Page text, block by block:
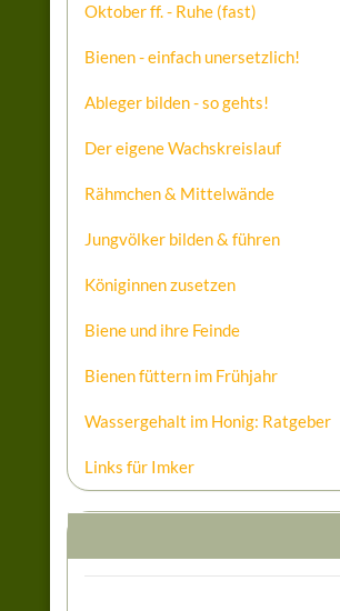
Oktober ff. - Ruhe (fast)
Bienen - einfach unersetzlich!
Ableger bilden - so gehts!
Der eigene Wachskreislauf
Rähmchen & Mittelwände
Jungvölker bilden & führen
Königinnen zusetzen
Biene und ihre Feinde
Bienen füttern im Frühjahr
Wassergehalt im Honig: Ratgeber
Links für Imker